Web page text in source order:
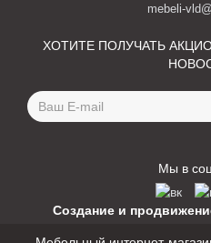
mebeli-
ХОТИТЕ ПОЛУЧАТЬ
Мы в
Создание и